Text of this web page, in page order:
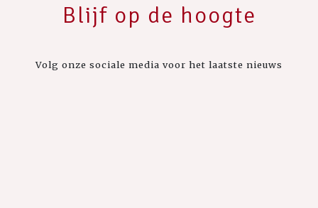
Blijf op de hoogte
Volg onze sociale media voor het laatste nieuws